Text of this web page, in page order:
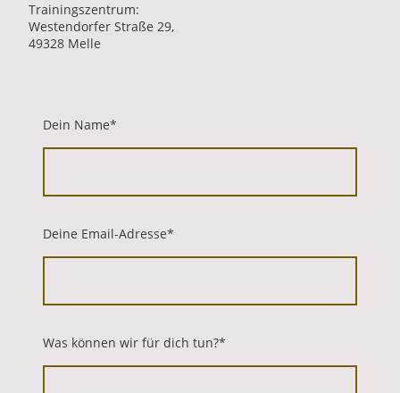
Trainingszentrum:
Westendorfer Straße 29,
49328 Melle
Dein Name*
Deine Email-Adresse*
Was können wir für dich tun?*